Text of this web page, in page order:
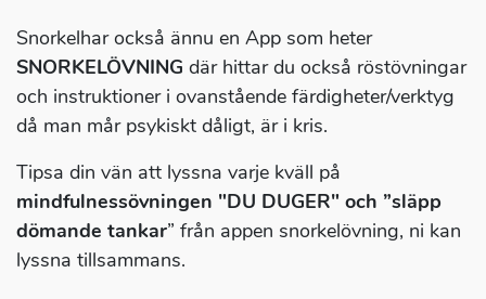
Snorkelhar också ännu en App som heter
SNORKELÖVNING där hittar du också röstövningar
och instruktioner i ovanstående färdigheter/verktyg
då man mår psykiskt dåligt, är i kris.
Tipsa din vän att lyssna varje kväll på
mindfulnessövningen "DU DUGER" och ”släpp
dömande tankar” från appen snorkelövning, ni kan
lyssna tillsammans.